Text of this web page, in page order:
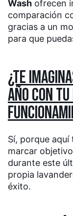
Wash ofrecen
comparación
gracias a un
para que
¿TE
AÑO CON
Sí, porque aquí
marcar
durante este
propia
éxito.